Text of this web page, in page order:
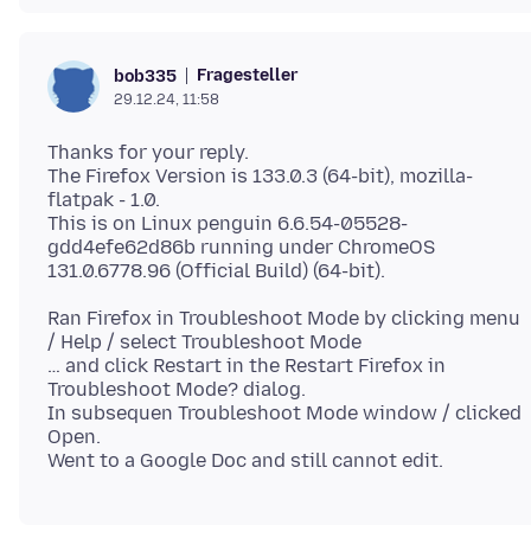
bob335 Fragesteller
29.12.24, 11:58
Thanks for your reply.
The Firefox Version is 133.0.3 (64-bit), mozilla-
flatpak - 1.0.
This is on Linux penguin 6.6.54-05528-
gdd4efe62d86b running under ChromeOS
Ran Firefox in Troubleshoot Mode by clicking menu
/ Help / select Troubleshoot Mode
… and click Restart in the Restart Firefox in
Troubleshoot Mode? dialog.
In subsequen Troubleshoot Mode window / clicked
Open.